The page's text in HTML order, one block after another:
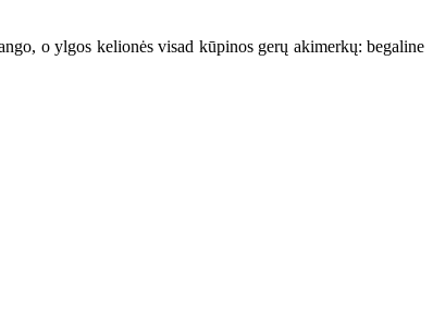
o ylgos kelionės visad kūpinos gerų akimerkų: begaline